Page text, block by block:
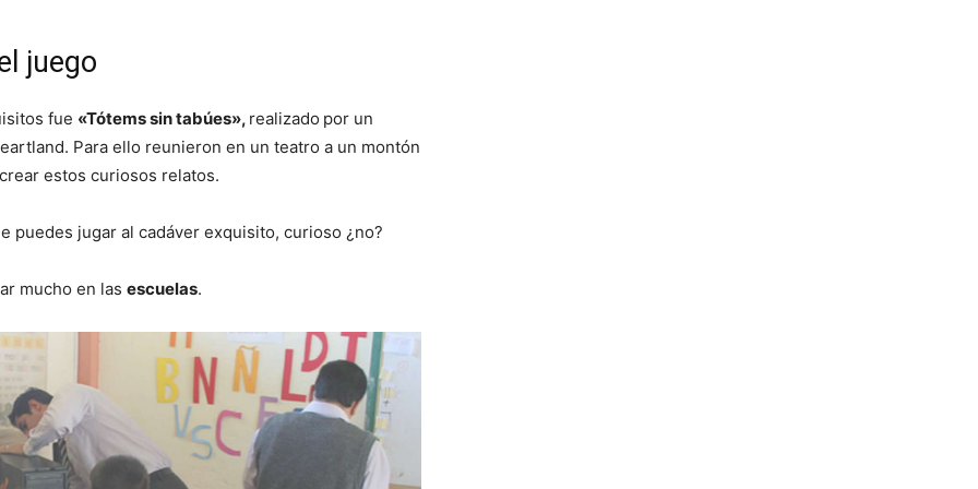
juego
fue «Tótems sin tabúes», realizado por un
Para ello reunieron en un teatro a un montón
estos curiosos relatos.
puedes jugar al cadáver exquisito, curioso ¿no?
mucho en las escuelas.